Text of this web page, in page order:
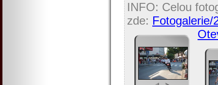
INFO: Celou
zde: Fotogalerie/